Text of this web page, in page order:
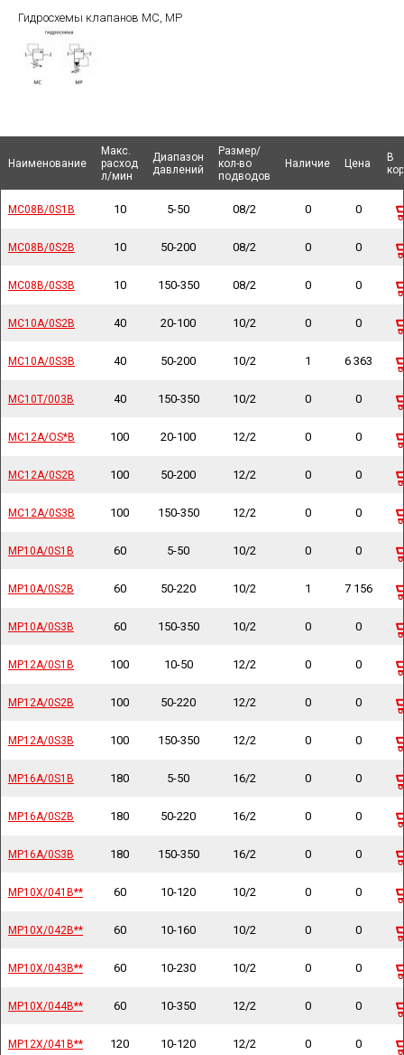
Гидросхемы клапанов MC, MP
Наименование
Макс.
расход
л/мин
Диапазон
давлений
Размер/
кол-во
подводов
Наличие Цена
В
MC08B/0S1B 10 5-50 08/2 0 0
MC08B/0S2B 10 50-200 08/2 0 0
MC08B/0S3B 10 150-350 08/2 0 0
MC10A/0S2B 40 20-100 10/2 0 0
MC10A/0S3B 40 50-200 10/2 1 6 363
MC10T/003B 40 150-350 10/2 0 0
MC12A/OS*B 100 20-100 12/2 0 0
MC12A/0S2B 100 50-200 12/2 0 0
MC12A/0S3B 100 150-350 12/2 0 0
MP10A/0S1B 60 5-50 10/2 0 0
MP10A/0S2B 60 50-220 10/2 1 7 156
MP10A/0S3B 60 150-350 10/2 0 0
MP12A/0S1B 100 10-50 12/2 0 0
MP12A/0S2B 100 50-220 12/2 0 0
MP12A/0S3B 100 150-350 12/2 0 0
MP16A/0S1B 180 5-50 16/2 0 0
MP16A/0S2B 180 50-220 16/2 0 0
MP16A/0S3B 180 150-350 16/2 0 0
MP10X/041B** 60 10-120 10/2 0 0
MP10X/042B** 60 10-160 10/2 0 0
MP10X/043B** 60 10-230 10/2 0 0
MP10X/044B** 60 10-350 12/2 0 0
MP12X/041B** 120 10-120 12/2 0 0
Наименование
MC08B/0S1B
MC08B/0S2B
MC08B/0S3B
MC10A/0S2B
MC10A/0S3B
MC10T/003B
MC12A/OS*B
MC12A/0S2B
MC12A/0S3B
MP10A/0S1B
MP10A/0S2B
MP10A/0S3B
MP12A/0S1B
MP12A/0S2B
MP12A/0S3B
MP16A/0S1B
MP16A/0S2B
MP16A/0S3B
MP10X/041B**
MP10X/042B**
MP10X/043B**
MP10X/044B**
MP12X/041B**
Наименование
Наименование
Макс.
расход
л/мин
Диапазон
давлений
Размер/
кол-во
подводов
Наличие Цена
В